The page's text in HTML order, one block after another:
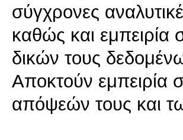
σύγχρονες
καθώς και
δικών τους
Αποκτούν εμπειρία
απόψεών τους και